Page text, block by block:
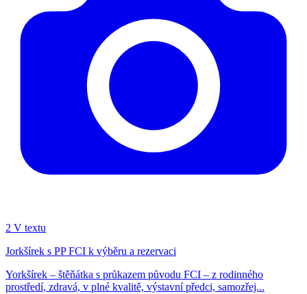
2 V textu
Jorkšírek s PP FCI k výběru a rezervaci
Yorkšírek – štěňátka s průkazem původu FCI – z rodinného
prostředí, zdravá, v plné kvalitě, výstavní předci, samozřej...